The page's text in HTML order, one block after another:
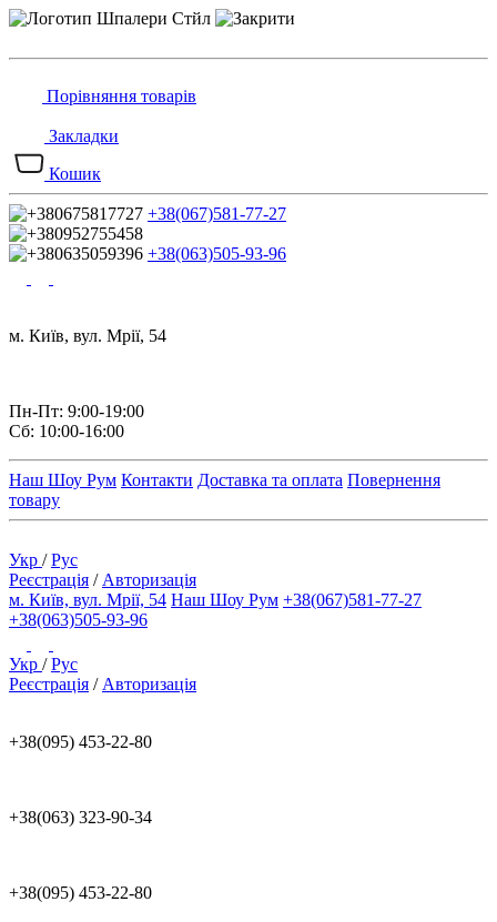
Порівняння товарів
Закладки
Кошик
+38(067)581-77-27
+38(063)505-93-96
м. Київ, вул. Мрії, 54
Пн-Пт: 9:00-19:00
Сб: 10:00-16:00
Наш Шоу Рум Контакти Доставка та оплата Повернення
товару
Укр /Рус
Реєстрація / Авторизація
м. Київ, вул. Мрії, 54 Наш Шоу Рум +38(067)581-77-27
+38(063)505-93-96
Укр /Рус
Реєстрація / Авторизація
+38(095) 453-22-80
+38(063) 323-90-34
+38(095) 453-22-80